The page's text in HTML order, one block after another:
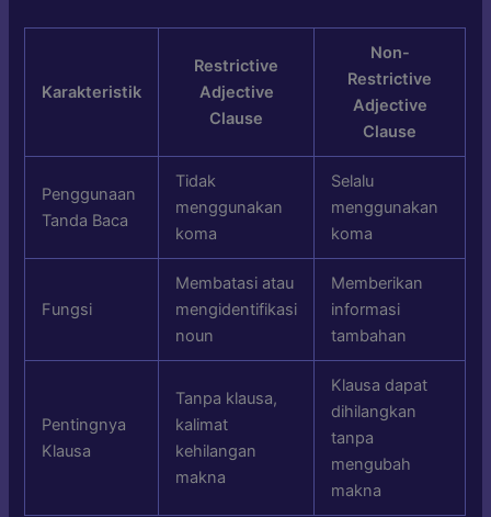
Karakteristik
Restrictive
Adjective
Clause
Non-
Restrictive
Adjective
Clause
Penggunaan
Tanda Baca
Tidak
menggunakan
koma
Selalu
menggunakan
koma
Fungsi
Membatasi atau
mengidentifikasi
noun
Memberikan
informasi
tambahan
Pentingnya
Klausa
Tanpa klausa,
kalimat
kehilangan
makna
Klausa dapat
dihilangkan
tanpa
mengubah
makna